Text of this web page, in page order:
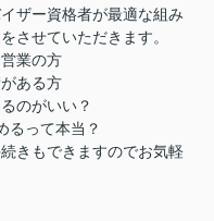
ザー資格者が最適な組み
させていただきます。
業の方
ある方
のがいい？
るって本当？
きもできますのでお気軽